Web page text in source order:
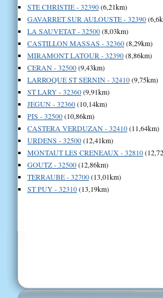
STE CHRISTIE - 32390(6,21km)
GAVARRET SUR AULOUSTE - 32390
LA SAUVETAT - 32500(8,03km)
CASTILLON MASSAS - 32360(8,29km)
MIRAMONT LATOUR - 32390(8,86km)
CERAN - 32500(9,43km)
LARROQUE ST SERNIN - 32410(9,75km)
ST LARY - 32360(9,91km)
JEGUN - 32360(10,14km)
PIS - 32500(10,86km)
CASTERA VERDUZAN - 32410(11,64km)
URDENS - 32500(12,41km)
MONTAUT LES CRENEAUX - 32810
GOUTZ - 32500(12,86km)
TERRAUBE - 32700(13,01km)
ST PUY - 32310(13,19km)